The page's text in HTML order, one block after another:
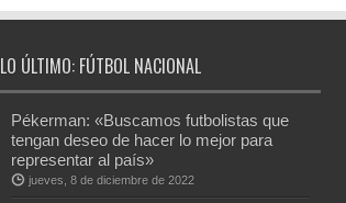
LO ÚLTIMO: FÚTBOL NACIONAL
Pékerman: «Buscamos futbolistas que
tengan deseo de hacer lo mejor para
representar al país»
jueves, 8 de diciembre de 2022